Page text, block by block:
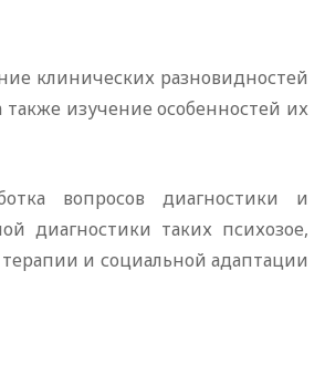
клинических разновидностей
также изучение особенностей их
вопросов диагностики и
диагностики таких психозое,
и социаль­ной адаптации